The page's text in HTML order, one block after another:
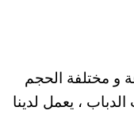
و مختلفة الحجم
، يعمل لدينا